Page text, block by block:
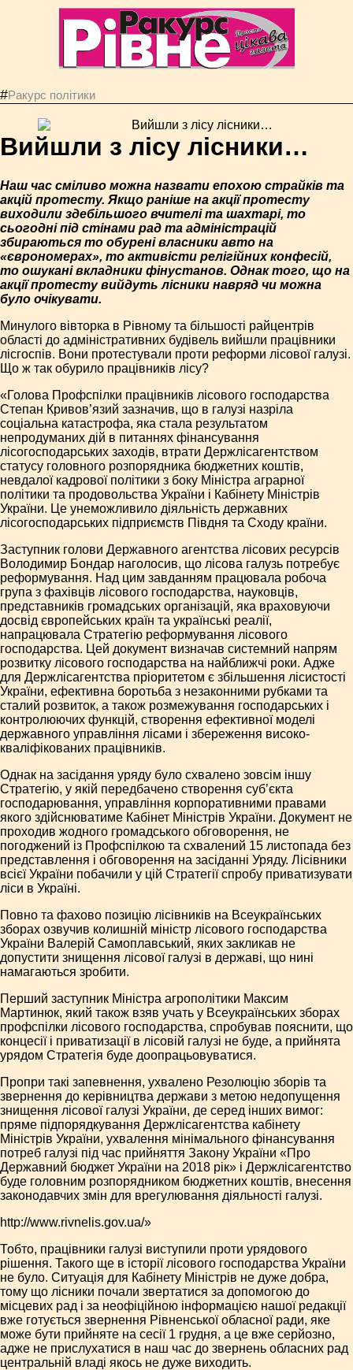
#Ракурс політики
Вийшли з лісу лісники…
Наш час сміливо можна назвати епохою страйків та
акцій протесту. Якщо раніше на акції протесту
виходили здебільшого вчителі та шахтарі, то
сьогодні під стінами рад та адміністрацій
збираються то обурені власники авто на
«єврономерах», то активісти релігійних конфесій,
то ошукані вкладники фінустанов. Однак того, що на
акції протесту вийдуть лісники навряд чи можна
було очікувати.
Минулого вівторка в Рівному та більшості райцентрів
області до адміністративних будівель вийшли працівники
лісгоспів. Вони протестували проти реформи лісової галузі.
Що ж так обурило працівників лісу?
«Голова Профспілки працівників лісового господарства
Степан Кривов’язий зазначив, що в галузі назріла
соціальна катастрофа, яка стала результатом
непродуманих дій в питаннях фінансування
лісогосподарських заходів, втрати Держлісагентством
статусу головного розпорядника бюджетних коштів,
невдалої кадрової політики з боку Міністра аграрної
політики та продовольства України і Кабінету Міністрів
України. Це унеможливило діяльність державних
лісогосподарських підприємств Півдня та Сходу країни.
Заступник голови Державного агентства лісових ресурсів
Володимир Бондар наголосив, що лісова галузь потребує
реформування. Над цим завданням працювала робоча
група з фахівців лісового господарства, науковців,
представників громадських організацій, яка враховуючи
досвід європейських країн та українські реалії,
напрацювала Стратегію реформування лісового
господарства. Цей документ визначав системний напрям
розвитку лісового господарства на найближчі роки. Адже
для Держлісагентства пріоритетом є збільшення лісистості
України, ефективна боротьба з незаконними рубками та
сталий розвиток, а також розмежування господарських і
контролюючих функцій, створення ефективної моделі
державного управління лісами і збереження високо­
кваліфікованих працівників.
Однак на засідання уряду було схвалено зовсім іншу
Стратегію, у якій передбачено створення суб’єкта
господарювання, управління корпоративними правами
якого здійснюватиме Кабінет Міністрів України. Документ не
проходив жодного громадського обговорення, не
погоджений із Профспілкою та схвалений 15 листопада без
представлення і обговорення на засіданні Уряду. Лісівники
всієї України побачили у цій Стратегії спробу приватизувати
ліси в Україні.
Повно та фахово позицію лісівників на Всеукраїнських
зборах озвучив колишній міністр лісового господарства
України Валерій Самоплавський, яких закликав не
допустити знищення лісової галузі в державі, що нині
намагаються зробити.
Перший заступник Міністра агрополітики Максим
Мартинюк, який також взяв учать у Всеукраїнських зборах
профспілки лісового господарства, спробував пояснити, що
концесії і приватизації в лісовій галузі не буде, а прийнята
урядом Стратегія буде доопрацьовуватися.
Пропри такі запевнення, ухвалено Резолюцію зборів та
звернення до керівництва держави з метою недопущення
знищення лісової галузі України, де серед інших вимог:
пряме підпорядкування Держлісагентства кабінету
Міністрів України, ухвалення мінімального фінансування
потреб галузі під час прийняття Закону України «Про
Державний бюджет України на 2018 рік» і Держлісагентство
буде головним розпорядником бюджетних коштів, внесення
законодавчих змін для врегулювання діяльності галузі.
http://www.rivnelis.gov.ua/»
Тобто, працівники галузі виступили проти урядового
рішення. Такого ще в історії лісового господарства України
не було. Ситуація для Кабінету Міністрів не дуже добра,
тому що лісники почали звертатися за допомогою до
місцевих рад і за неофіційною інформацією нашої редакції
вже готується звернення Рівненської обласної ради, яке
може бути прийняте на сесії 1 грудня, а це вже серйозно,
адже не прислухатися в наш час до звернень обласних рад
центральній владі якось не дуже виходить.